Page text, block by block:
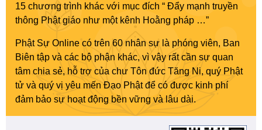
15 chương trình khác với mục đích “ Đẩy mạnh truyền
thông Phật giáo như một kênh Hoằng pháp …”
Phật Sự Online có trên 60 nhân sự là phóng viên, Ban
Biên tập và các bộ phận khác, vì vậy rất cần sự quan
tâm chia sẻ, hỗ trợ của chư Tôn đức Tăng Ni, quý Phật
tử và quý vị yêu mến Đạo Phật để có được kinh phí
đảm bảo sự hoạt động bền vững và lâu dài.